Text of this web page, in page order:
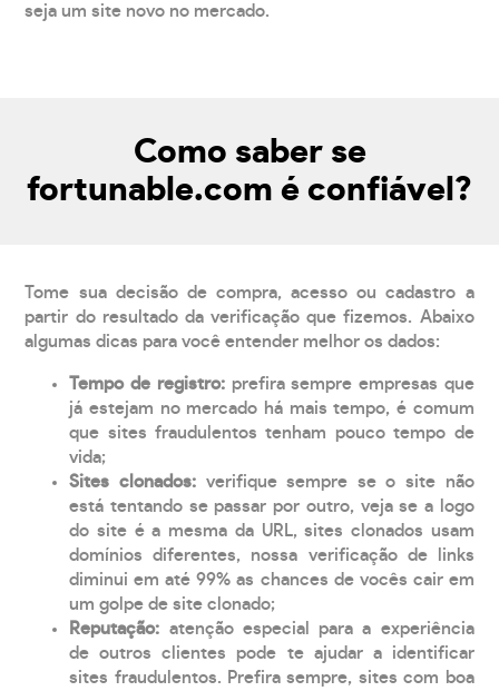
seja um site novo no mercado.
Como saber se
fortunable.com é confiável?
Tome sua decisão de compra, acesso ou cadastro a
partir do resultado da verificação que fizemos. Abaixo
algumas dicas para você entender melhor os dados:
Tempo de registro: prefira sempre empresas que
já estejam no mercado há mais tempo, é comum
que sites fraudulentos tenham pouco tempo de
vida;
Sites clonados: verifique sempre se o site não
está tentando se passar por outro, veja se a logo
do site é a mesma da URL, sites clonados usam
domínios diferentes, nossa verificação de links
diminui em até 99% as chances de vocês cair em
um golpe de site clonado;
Reputação: atenção especial para a experiência
de outros clientes pode te ajudar a identificar
sites fraudulentos. Prefira sempre, sites com boa